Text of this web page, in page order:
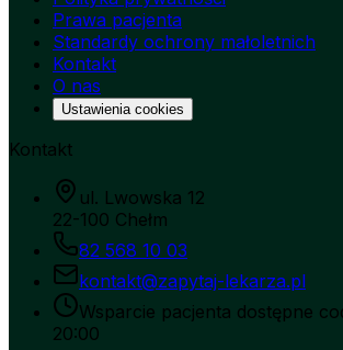
Prawa pacjenta
Standardy ochrony małoletnich
Kontakt
O nas
Ustawienia cookies
Kontakt
ul. Lwowska 12
22-100 Chełm
82 568 10 03
kontakt@zapytaj-lekarza.pl
Wsparcie pacjenta dostępne
20:00